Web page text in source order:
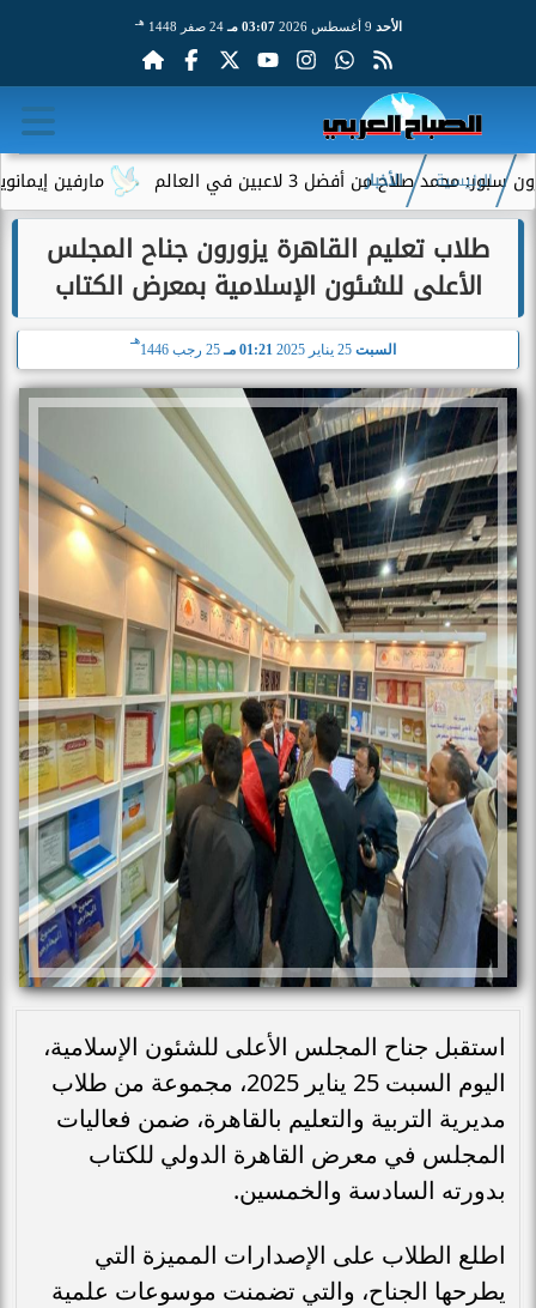
الأحد 03:07 مـ 24 صفر 1448 هـ
مارفين إيمانويل.. من أفضل 3 لاعبين في العالم
الرئيسية الأخبار
طلاب تعليم القاهرة يزورون جناح المجلس
الأعلى للشئون الإسلامية بمعرض الكتاب
السبت 01:21 مـ 25 رجب 1446
هـ
استقبل جناح المجلس الأعلى للشئون الإسلامية،
اليوم السبت 25 يناير 2025، مجموعة من طلاب
مديرية التربية والتعليم بالقاهرة، ضمن فعاليات
المجلس في معرض القاهرة الدولي للكتاب
بدورته السادسة والخمسين.
اطلع الطلاب على الإصدارات المميزة التي
يطرحها الجناح، والتي تضمنت موسوعات علمية